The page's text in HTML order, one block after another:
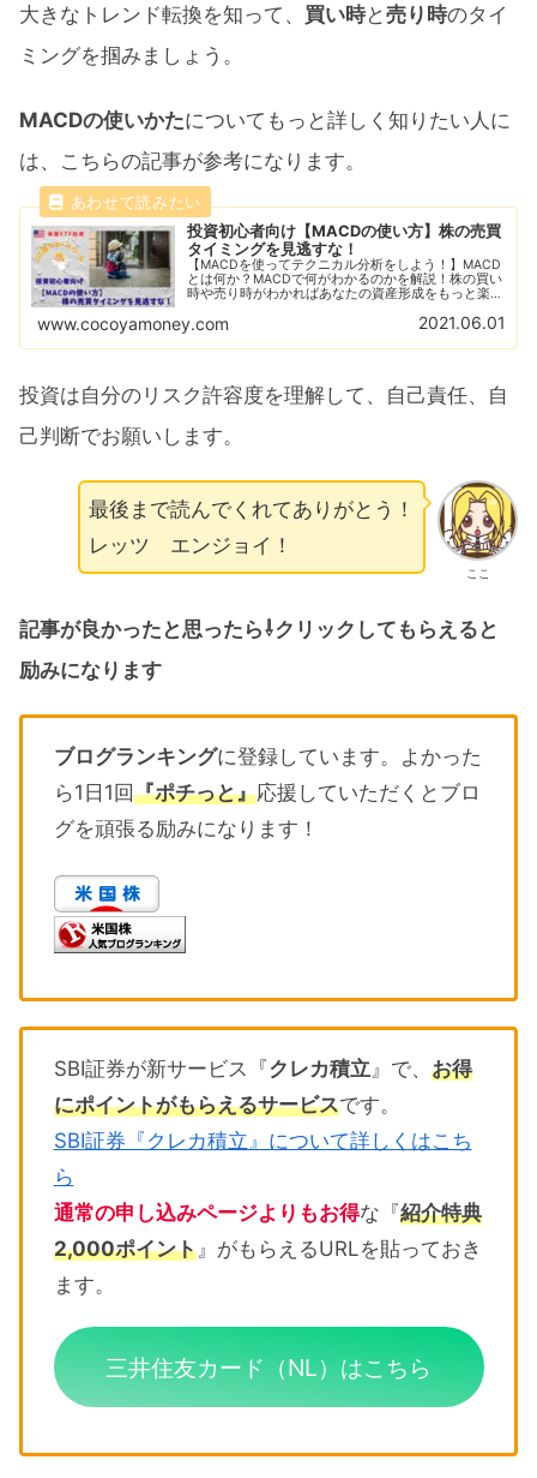
大きなトレンド転換を知って、 買い時と売り時のタイ
ミングを掴みましょう。
MACDの使いかたについてもっと詳しく知りたい人に
は、こちらの記事が参考になります。
投資初心者向け【MACDの使い方】株の売買
タイミングを見逃すな！
【MACDを使ってテクニカル分析をしよう！】MACD
とは何か？MACDで何がわかるのかを解説！株の買い
時や売り時がわかればあなたの資産形成をもっと楽に
スを知ることでお得に資産形成をよしよう！
www.cocoyamoney.com 2021.06.01
投資は自分のリスク許容度を理解して、自己責任、自
己判断でお願いします。
ここ
最後まで読んでくれてありがとう！
レッツ エンジョイ！
記事が良かったと思ったら⇩クリックしてもらえると
励みになります
ブログランキングに登録しています。よかった
ら1日1回『ポチっと』応援していただくとブロ
グを頑張る励みになります！
SBI証券が新サービス『クレカ積立 』で、 お得
にポイントがもらえるサービスです。
SBI証券『クレカ積立』について詳しくはこち
ら
通常の申し込みページよりもお得な『紹介特典
2,000ポイント』がもらえるURLを貼っておき
ます。
三井住友カード（NL）はこちら